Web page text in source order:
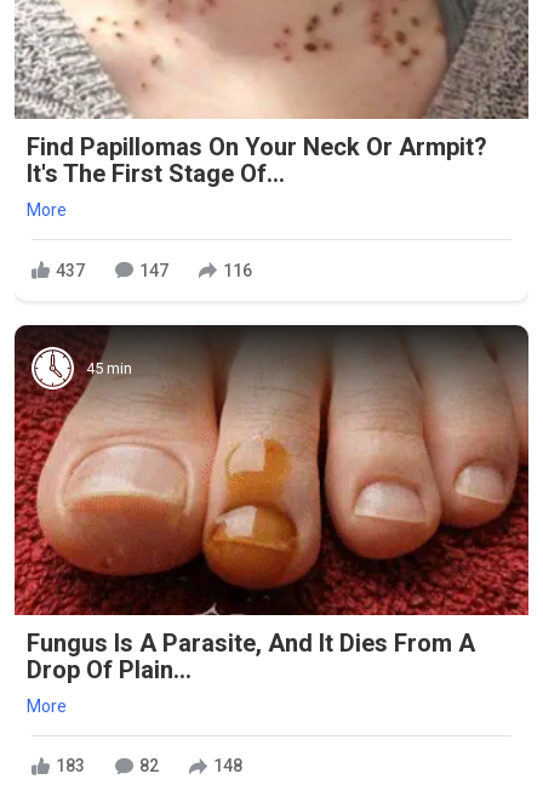
Find Papillomas On Your Neck Or Armpit?
It's The First Stage Of...
More
437 147 116
45 min
Fungus Is A Parasite, And It Dies From A
Drop Of Plain...
More
183 82 148